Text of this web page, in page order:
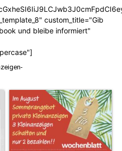
custom_title="Gib
und bleibe informiert"